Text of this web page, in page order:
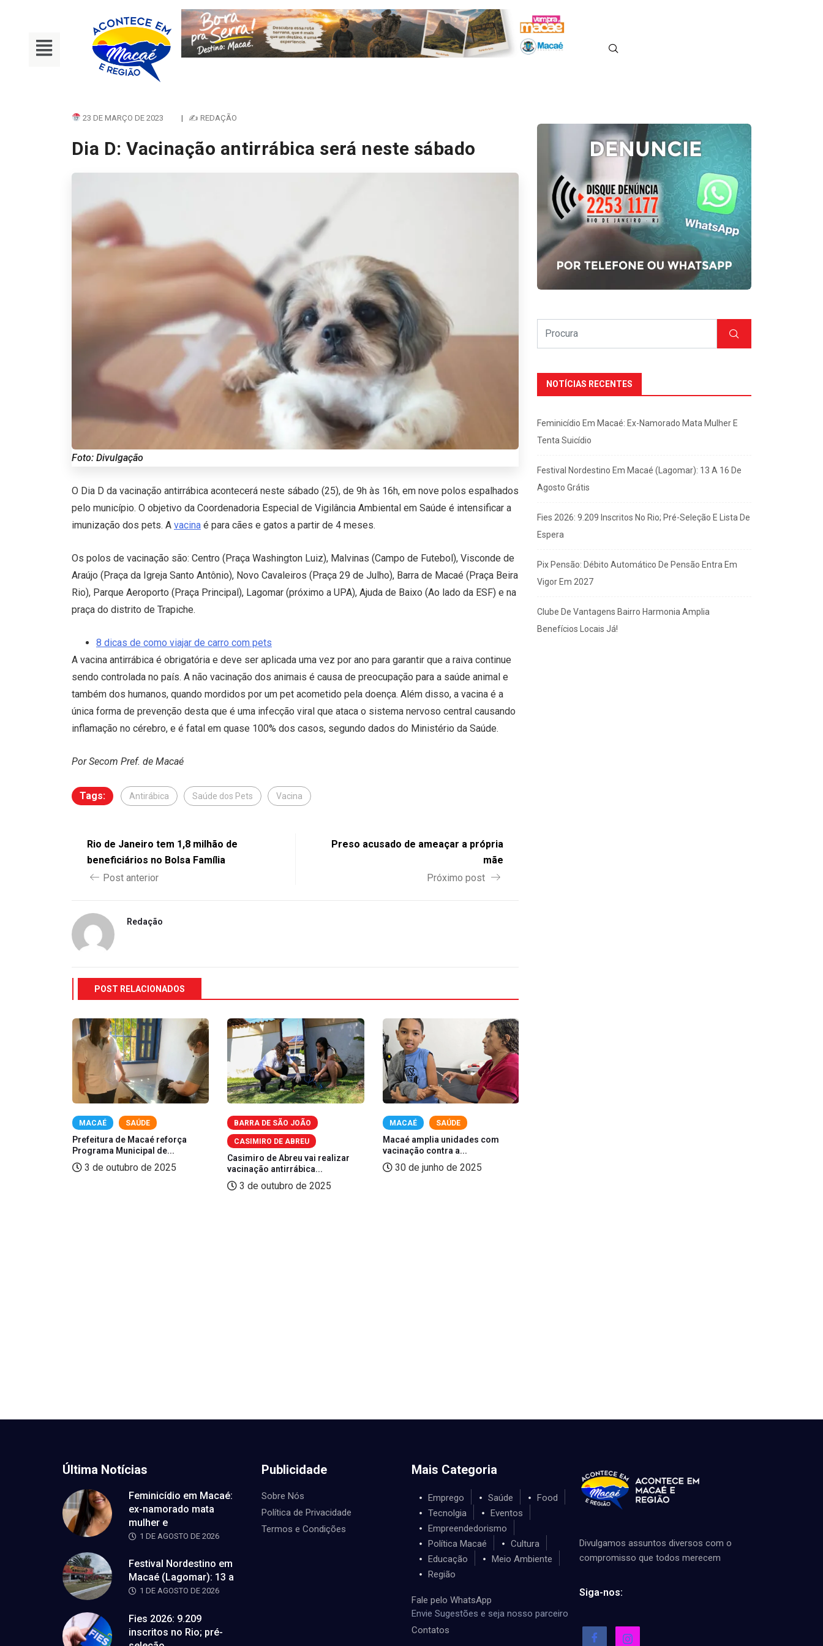
23 DE MARÇO DE 2023 | ✍ REDAÇÃO
Dia D: Vacinação antirrábica será neste sábado
Foto: Divulgação
O Dia D da vacinação antirrábica acontecerá neste sábado (25), de 9h às 16h, em nove polos espalhados
pelo município. O objetivo da Coordenadoria Especial de Vigilância Ambiental em Saúde é intensificar a
imunização dos pets. A vacina é para cães e gatos a partir de 4 meses.
Os polos de vacinação são: Centro (Praça Washington Luiz), Malvinas (Campo de Futebol), Visconde de
Araújo (Praça da Igreja Santo Antônio), Novo Cavaleiros (Praça 29 de Julho), Barra de Macaé (Praça Beira
Rio), Parque Aeroporto (Praça Principal), Lagomar (próximo a UPA), Ajuda de Baixo (Ao lado da ESF) e na
praça do distrito de Trapiche.
8 dicas de como viajar de carro com pets
A vacina antirrábica é obrigatória e deve ser aplicada uma vez por ano para garantir que a raiva continue
sendo controlada no país. A não vacinação dos animais é causa de preocupação para a saúde animal e
também dos humanos, quando mordidos por um pet acometido pela doença. Além disso, a vacina é a
única forma de prevenção desta que é uma infecção viral que ataca o sistema nervoso central causando
inflamação no cérebro, e é fatal em quase 100% dos casos, segundo dados do Ministério da Saúde.
Por Secom Pref. de Macaé
Tags: Antirábica Saúde dos Pets Vacina
Rio de Janeiro tem 1,8 milhão de
beneficiários no Bolsa Família
Post anterior
Preso acusado de ameaçar a própria
mãe
Próximo post
Redação
POST RELACIONADOS
MACAÉ SAÚDE
Prefeitura de Macaé reforça
Programa Municipal de...
3 de outubro de 2025
BARRA DE SÃO JOÃO
CASIMIRO DE ABREU
Casimiro de Abreu vai realizar
vacinação antirrábica...
3 de outubro de 2025
MACAÉ SAÚDE
Macaé amplia unidades com
vacinação contra a...
30 de junho de 2025
NOTÍCIAS RECENTES
Feminicídio Em Macaé: Ex-Namorado Mata Mulher E
Tenta Suicídio
Festival Nordestino Em Macaé (Lagomar): 13 A 16 De
Agosto Grátis
Fies 2026: 9.209 Inscritos No Rio; Pré-Seleção E Lista De
Espera
Pix Pensão: Débito Automático De Pensão Entra Em
Vigor Em 2027
Clube De Vantagens Bairro Harmonia Amplia
Benefícios Locais Já!
Última Notícias
Feminicídio em Macaé:
ex-namorado mata
mulher e
1 DE AGOSTO DE 2026
Festival Nordestino em
Macaé (Lagomar): 13 a
1 DE AGOSTO DE 2026
Fies 2026: 9.209
inscritos no Rio; pré-
Publicidade
Sobre Nós
Política de Privacidade
Termos e Condições
Mais Categoria
Emprego Saúde
Food
Tecnolgia
Eventos
Empreendedorismo
Política Macaé
Cultura
Educação
Meio Ambiente
Região
Fale pelo WhatsApp
Envie Sugestões e seja nosso parceiro
Contatos
Divulgamos assuntos diversos com o
compromisso que todos merecem
Siga-nos: